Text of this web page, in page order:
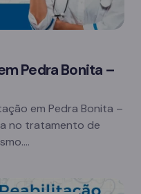
Pedra Bonita –
em Pedra Bonita –
no tratamento de